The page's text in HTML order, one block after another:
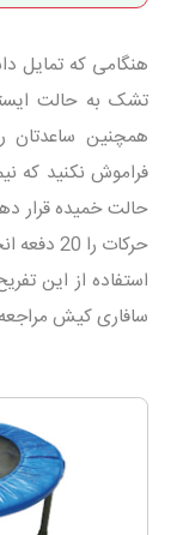
هنگامی که تمایل
تشک به حالت
همچنین ساعدتان
فراموش نکنید که
حالت خمیده قرار
حرکات
سافاری کیش